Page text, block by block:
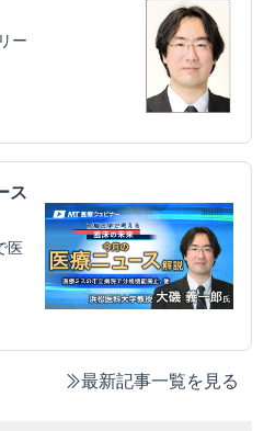
ー
ス
医
最新記事一覧を見る